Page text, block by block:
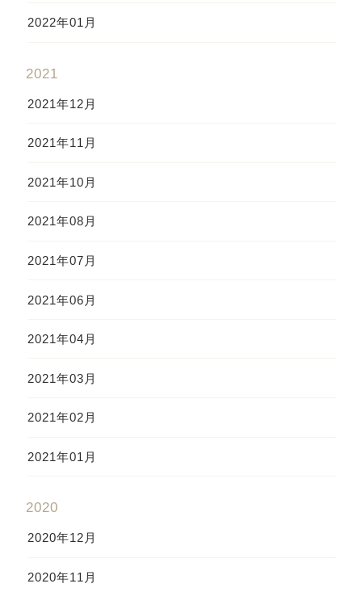
2022年01月
2021
2021年12月
2021年11月
2021年10月
2021年08月
2021年07月
2021年06月
2021年04月
2021年03月
2021年02月
2021年01月
2020
2020年12月
2020年11月